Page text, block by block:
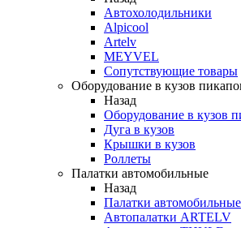
Автохолодильники
Alpicool
Artelv
MEYVEL
Сопутствующие товары
Оборудование в кузов
Назад
Оборудование в кузов
Дуга в кузов
Крышки в кузов
Роллеты
Палатки автомобильные
Назад
Палатки автомобильные
Автопалатки ARTELV